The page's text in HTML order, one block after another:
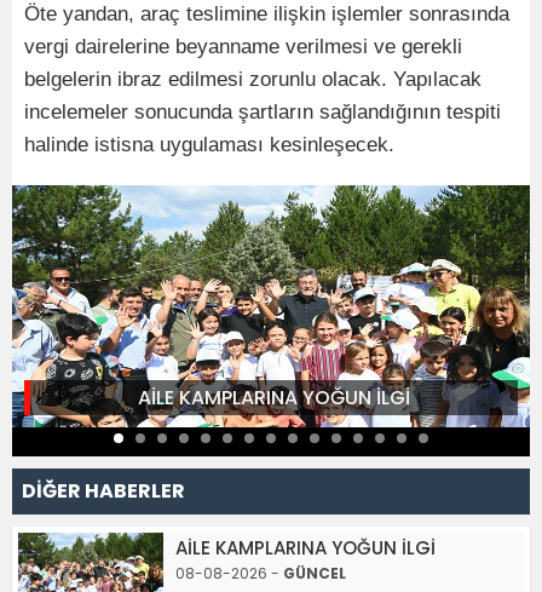
Öte yandan, araç teslimine ilişkin işlemler sonrasında
vergi dairelerine beyanname verilmesi ve gerekli
belgelerin ibraz edilmesi zorunlu olacak. Yapılacak
incelemeler sonucunda şartların sağlandığının tespiti
halinde istisna uygulaması kesinleşecek.
AİLE KAMPLARINA YOĞUN İLGİ
DİĞER HABERLER
AİLE KAMPLARINA YOĞUN İLGİ
08-08-2026 - GÜNCEL